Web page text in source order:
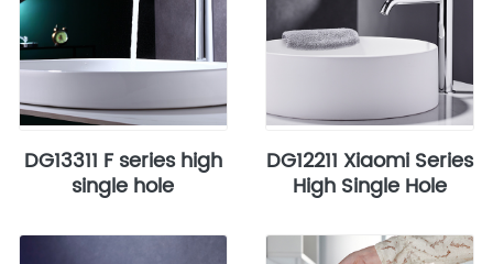
DG13311 F series high
single hole
DG12211 Xiaomi Series
High Single Hole